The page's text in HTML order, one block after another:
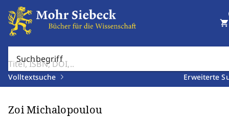
Suchbegriff
Volltextsuche Erweiterte
shopping_cart
Zoi Michalopoulou